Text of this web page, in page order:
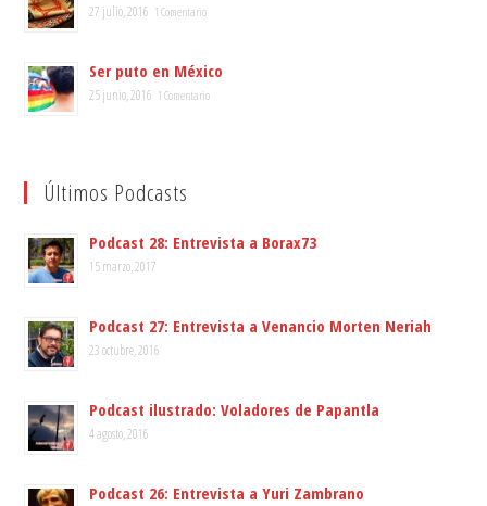
27 julio, 2016 1 Comentario
Ser puto en México
25 junio, 2016 1 Comentario
Últimos Podcasts
Podcast 28: Entrevista a Borax73
15 marzo, 2017
Podcast 27: Entrevista a Venancio Morten Neriah
23 octubre, 2016
Podcast ilustrado: Voladores de Papantla
4 agosto, 2016
Podcast 26: Entrevista a Yuri Zambrano